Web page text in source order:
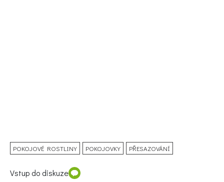
POKOJOVÉ ROSTLINY POKOJOVKY PŘESAZOVÁNÍ
Vstup do diskuze